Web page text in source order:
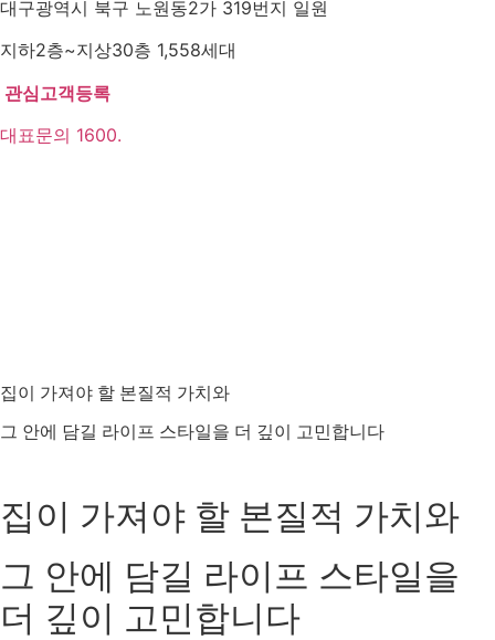
대구광역시 북구 노원동2가 319번지 일원
지하2층~지상30층 1,558세대
관심고객등록
대표문의 1600.
집이 가져야 할 본질적 가치와
그 안에 담길 라이프 스타일을 더 깊이 고민합니다
집이 가져야 할 본질적 가치와
그 안에 담길 라이프 스타일을
더 깊이 고민합니다